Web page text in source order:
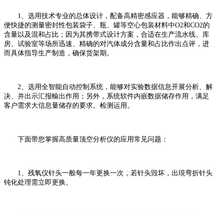
1、选用技术专业的总体设计，配备高精密感应器，能够精确、方
便快捷的测量密封性包装袋子、瓶、罐等空心包装材料中O2和CO2的
含量以及混和占比；因为其携带式设计方案，合适在生产流水线、库
房、试验室等场所迅速、精确的对汽体成分含量和占比作出点评，进
而具体指导生产制造，确保货架期。
2、选用全智能自动控制系统，能够对实验数据信息开展分析、解
决、并出示汇报輸出作用；另外，系统软件内嵌数据储存作用，满足
客户需求大信息量储存的要求。检测运用。
下面带您掌握高质量顶空分析仪的应用常见问题：
1、残氧仪针头一般每一年更换一次，若针头毁坏，出現弯折针头
钝化处理需立即更换。